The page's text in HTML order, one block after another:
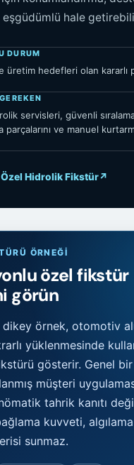
eşgüdümlü hale
DURUM
üretim hedefleri olan kararlı
servisleri, güvenli
parçalarını ve manuel
Hidrolik Fikstür↗
ÖRNEĞI
özel fikstür
görün
dikey örnek, otomotiv
yüklenmesinde
gösterir. Genel
müşteri
tahrik kanıtı
kuvveti,
sunmaz.